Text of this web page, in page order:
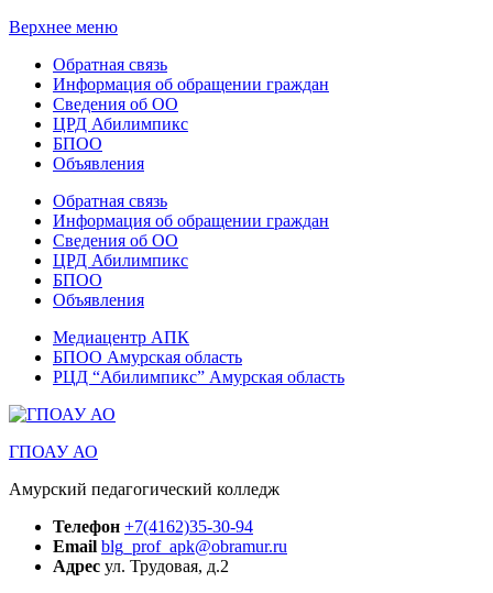
Верхнее меню
Обратная связь
Информация об обращении граждан
Сведения об ОО
ЦРД Абилимпикс
БПОО
Объявления
Обратная связь
Информация об обращении граждан
Сведения об ОО
ЦРД Абилимпикс
БПОО
Объявления
Медиацентр АПК
БПОО Амурская область
РЦД “Абилимпикс” Амурская область
ГПОАУ АО
Амурский педагогический колледж
Телефон +7(4162)35-30-94
Email blg_prof_apk@obramur.ru
Адрес ул. Трудовая, д.2